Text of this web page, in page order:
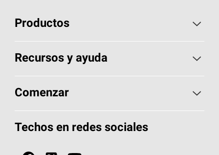
Productos
Elija sus tejas
Encuentre un contratista
Componentes para techos
Recursos y ayuda
Aspectos básicos sobre techos
Herramientas de diseño y color
Comenzar
Llame al 1-800-GET-PINK®
Techos en redes sociales